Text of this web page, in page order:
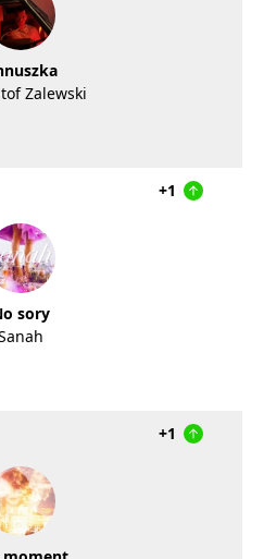
Zalewski
+1
sory
+1